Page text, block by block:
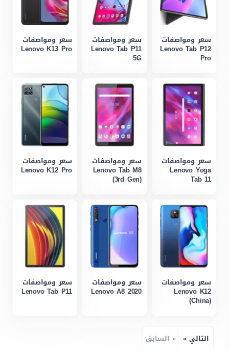
سعر ومواصفات
Lenovo Tab P12
Pro
سعر ومواصفات
Lenovo Tab P11
5G
سعر ومواصفات
Lenovo K13 Pro
سعر ومواصفات
Lenovo Yoga
Tab 11
سعر ومواصفات
Lenovo Tab M8
(3rd Gen)
سعر ومواصفات
Lenovo K12 Pro
سعر ومواصفات
Lenovo K12
(China)
سعر ومواصفات
Lenovo A8 2020
سعر ومواصفات
Lenovo Tab P11
« السابق التالي »